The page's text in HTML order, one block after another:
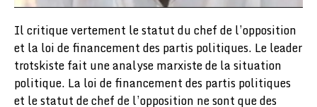
Il critique vertement le statut du chef de l’opposition
et la loi de financement des partis politiques. Le leader
trotskiste fait une analyse marxiste de la situation
politique. La loi de financement des partis politiques
et le statut de chef de l’opposition ne sont que des